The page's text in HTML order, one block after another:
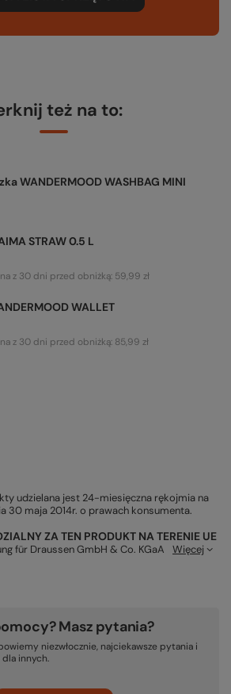
też na to:
WANDERMOOD WASHBAG MINI
STRAW 0.5 L
z 30 dni przed obniżką: 59,99 zł
WALLET
z 30 dni przed obniżką: 85,99 zł
udzielana jest 24-miesięczna rękojmia na
30 maja 2014r. o prawach konsumenta.
ZA TEN PRODUKT NA TERENIE UE
für Draussen GmbH & Co. KGaA Więcej
Masz pytania?
niezwłocznie, najciekawsze pytania i
innych.